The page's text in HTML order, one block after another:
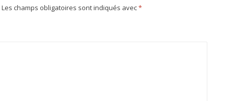
Les champs obligatoires sont indiqués avec*